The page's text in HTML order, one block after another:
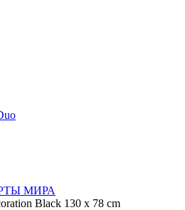
МИРА
Black 130 x 78 cm